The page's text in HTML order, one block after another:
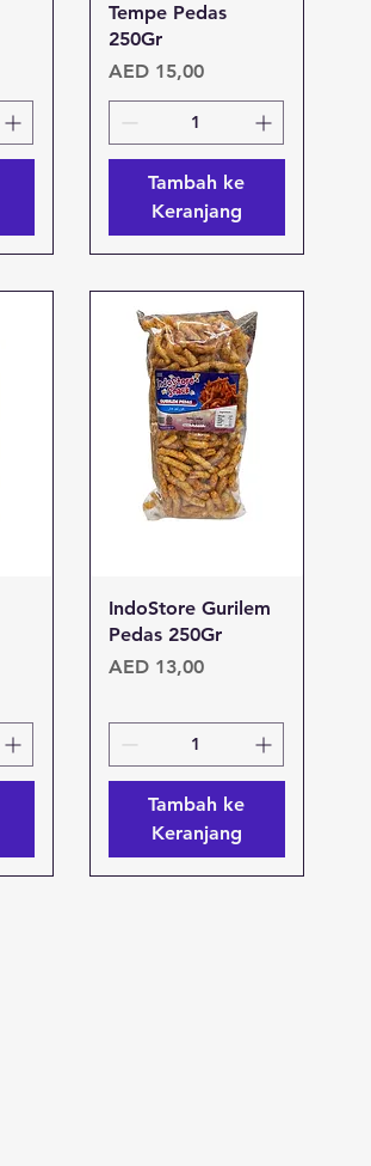
Tempe Pedas
250Gr
Harga
AED 15,00
Tambah ke
Keranjang
Tampilan Cepat
IndoStore Gurilem
Pedas 250Gr
Harga
AED 13,00
Tambah ke
Keranjang